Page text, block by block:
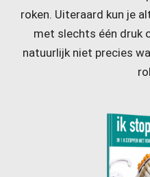
roken. Uiteraard kun je
met slechts één druk
natuurlijk niet precies